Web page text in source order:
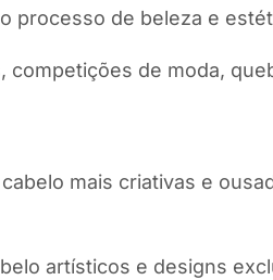
processo de beleza e
de moda,
mais criativas e
artísticos e designs